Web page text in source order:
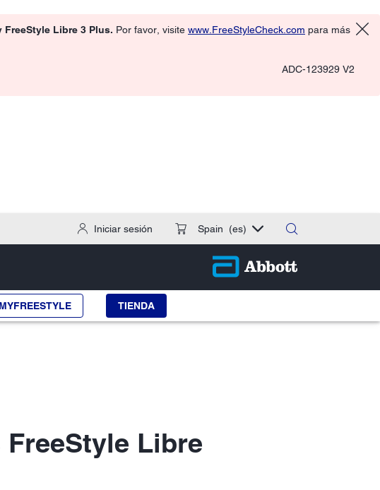
FreeStyle Libre 3 Plus. Por favor, visite www.FreeStyleCheck.com para más
ADC-123929 V2
Iniciar sesión Spain (es)
MYFREESTYLE TIENDA
Libre